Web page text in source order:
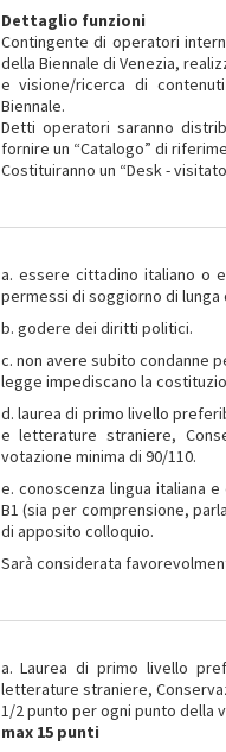
Dettaglio funzioni
Contingente di operatori
della Biennale di Venezia,
e visione/ricerca di
Biennale.
Detti operatori saranno
fornire un “Catalogo” di
Costituiranno un “Desk -
a. essere cittadino italiano o
permessi di soggiorno di lunga
b. godere dei diritti politici.
c. non avere subito condanne
legge impediscano la
d. laurea di primo livello
e letterature straniere,
votazione minima di 90/110.
e. conoscenza lingua italiana
B1 (sia per comprensione,
di apposito colloquio.
Sarà considerata
a. Laurea di primo livello
letterature straniere,
1/2 punto per ogni punto della
max 15 punti